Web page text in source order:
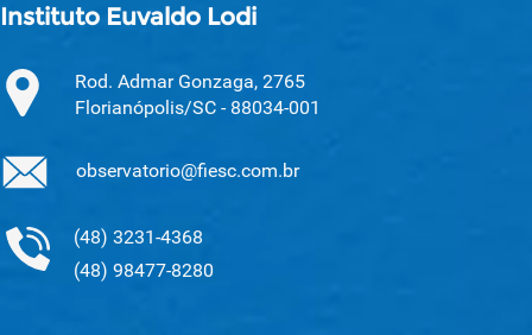
Instituto Euvaldo Lodi
Rod. Admar Gonzaga, 2765
Florianópolis/SC - 88034-001
observatorio@fiesc.com.br
(48) 3231-4368
(48) 98477-8280